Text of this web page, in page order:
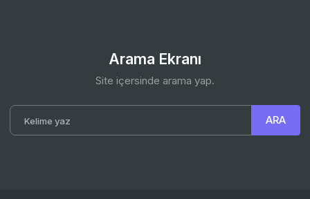
Arama Ekranı
Site içersinde arama yap.